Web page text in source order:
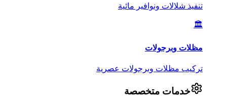
تنفيذ شلالات ونوافير مائية
🏛️
مظلات وبرجولات
تركيب مظلات وبرجولات عصرية
خدمات متخصصة